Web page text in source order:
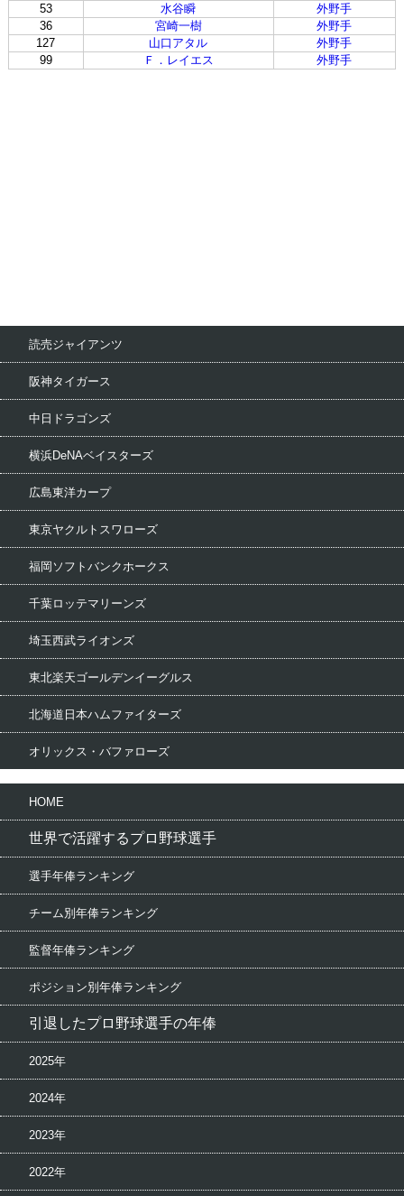
53
水谷瞬
外野手
36
宮崎一樹
外野手
127
山口アタル
外野手
99
Ｆ．レイエス 外野手
読売ジャイアンツ
阪神タイガース
中日ドラゴンズ
横浜DeNAベイスターズ
広島東洋カープ
東京ヤクルトスワローズ
福岡ソフトバンクホークス
千葉ロッテマリーンズ
埼玉西武ライオンズ
東北楽天ゴールデンイーグルス
北海道日本ハムファイターズ
オリックス・バファローズ
HOME
世界で活躍するプロ野球選手
選手年俸ランキング
チーム別年俸ランキング
監督年俸ランキング
ポジション別年俸ランキング
引退したプロ野球選手の年俸
2025年
2024年
2023年
2022年